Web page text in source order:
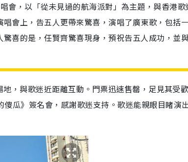
會，以「從未見過的航海派對」為主題，與香港歌
會上，告五人更帶來驚喜，演唱了廣東歌，包括
喜的是，任賢齊驚喜現身，預祝告五人成功，並
，與歌迷近距離互動。門票迅速售罄，足見其受
瓜》簽名會，感謝歌迷支持。歌迷能親眼目睹演